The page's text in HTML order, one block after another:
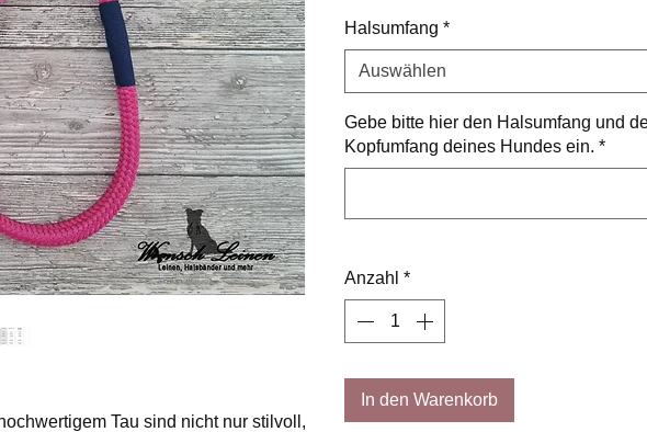
Tau sind nicht nur stilvoll,
Halsumfang *
Auswählen
Gebe bitte hier den Halsumfang und
Kopfumfang deines Hundes ein. *
Anzahl *
In den Warenkorb